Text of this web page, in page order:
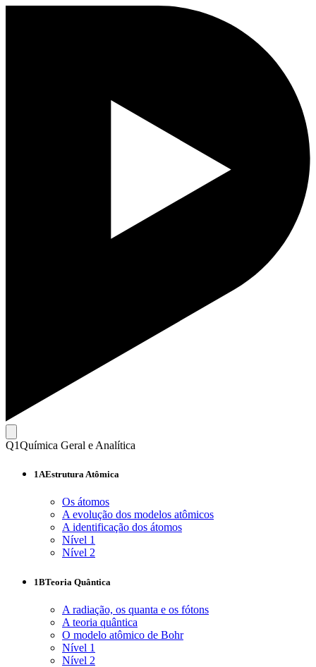
Q1Química Geral e Analítica
1AEstrutura Atômica
Os átomos
A evolução dos modelos atômicos
A identificação dos átomos
Nível 1
Nível 2
1BTeoria Quântica
A radiação, os quanta e os fótons
A teoria quântica
O modelo atômico de Bohr
Nível 1
Nível 2